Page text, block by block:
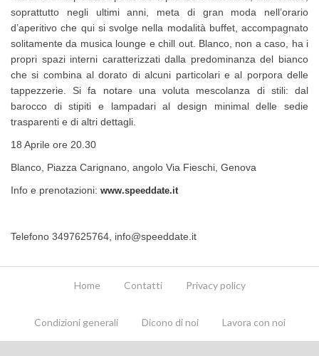
soprattutto negli ultimi anni, meta di gran moda nell’orario
d’aperitivo che qui si svolge nella modalità buffet, accompagnato
solitamente da musica lounge e chill out. Blanco, non a caso, ha i
propri spazi interni caratterizzati dalla predominanza del bianco
che si combina al dorato di alcuni particolari e al porpora delle
tappezzerie. Si fa notare una voluta mescolanza di stili: dal
barocco di stipiti e lampadari al design minimal delle sedie
trasparenti e di altri dettagli.
18 Aprile ore 20.30
Blanco, Piazza Carignano, angolo Via Fieschi, Genova
Info e prenotazioni: www.speeddate.it
Telefono 3497625764, info@speeddate.it
Home Contatti Privacy policy
Condizioni generali Dicono di noi Lavora con noi